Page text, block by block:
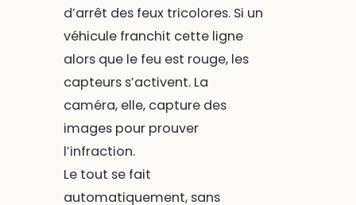
d’arrêt des feux tricolores. Si un
véhicule franchit cette ligne
alors que le feu est rouge, les
capteurs s’activent. La
caméra, elle, capture des
images pour prouver
l’infraction.
Le tout se fait
automatiquement, sans